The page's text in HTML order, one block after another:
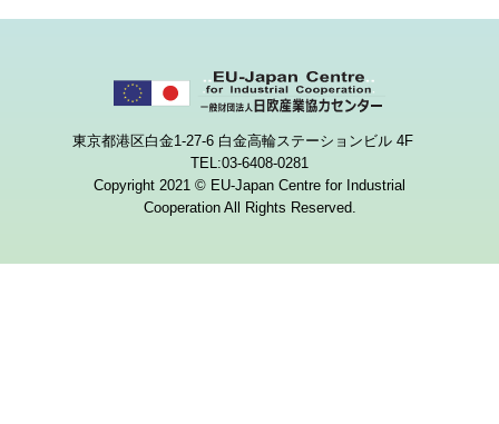
東京都港区白金1-27-6 白金高輪ステーションビル 4F
TEL:03-6408-0281
Copyright 2021 © EU-Japan Centre for Industrial
Cooperation All Rights Reserved.